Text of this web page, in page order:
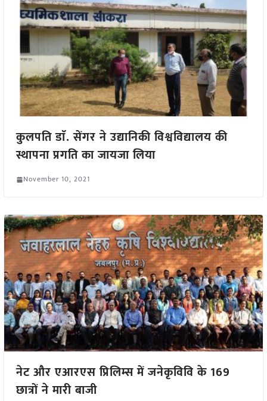
कुलपति डाॅ. सेंगर ने उद्यानिकी विश्वविद्यालय की
स्थापना प्रगति का जायजा लिया
November 10, 2021
नेट और एआरएस प्रिलिम्स में जनेकृविवि के 169
छात्रों ने मारी बाजी